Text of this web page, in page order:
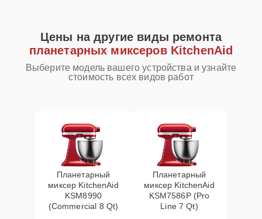
Цены на другие виды ремонта
планетарных миксеров KitchenAid
Выберите модель вашего устройства и узнайте
стоимость всех видов работ
Планетарный
миксер KitchenAid
KSM8990
(Commercial 8 Qt)
Планетарный
миксер KitchenAid
KSM7586P (Pro
Line 7 Qt)